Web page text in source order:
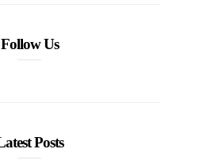
Follow Us
Posts